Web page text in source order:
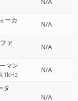
ーカ
N/A
ァ
N/A
マン
N/A
タ
N/A